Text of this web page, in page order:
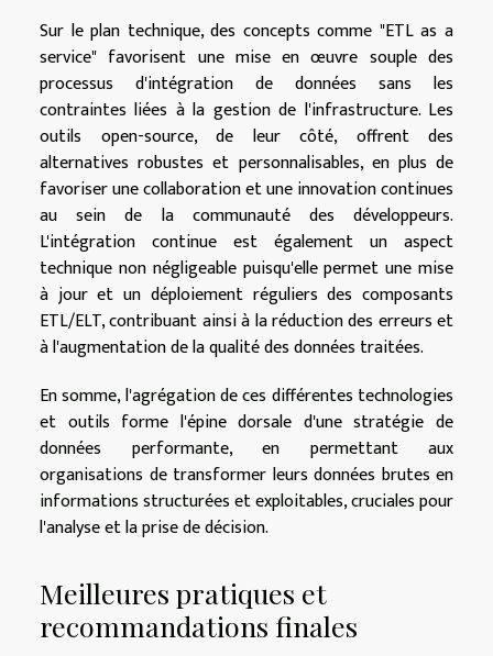
Sur le plan technique, des concepts comme "ETL as a
service" favorisent une mise en œuvre souple des
processus d'intégration de données sans les
contraintes liées à la gestion de l'infrastructure. Les
outils open-source, de leur côté, offrent des
alternatives robustes et personnalisables, en plus de
favoriser une collaboration et une innovation continues
au sein de la communauté des développeurs.
L'intégration continue est également un aspect
technique non négligeable puisqu'elle permet une mise
à jour et un déploiement réguliers des composants
ETL/ELT, contribuant ainsi à la réduction des erreurs et
à l'augmentation de la qualité des données traitées.
En somme, l'agrégation de ces différentes technologies
et outils forme l'épine dorsale d'une stratégie de
données performante, en permettant aux
organisations de transformer leurs données brutes en
informations structurées et exploitables, cruciales pour
l'analyse et la prise de décision.
Meilleures pratiques et
recommandations finales